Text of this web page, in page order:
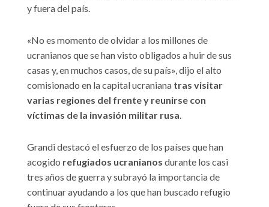
y fuera del país.
«No es momento de olvidar a los millones de
ucranianos que se han visto obligados a huir de sus
casas y, en muchos casos, de su país», dijo el alto
comisionado en la capital ucraniana tras visitar
varias regiones del frente y reunirse con
víctimas de la invasión militar rusa.
Grandi destacó el esfuerzo de los países que han
acogido refugiados ucranianos durante los casi
tres años de guerra y subrayó la importancia de
continuar ayudando a los que han buscado refugio